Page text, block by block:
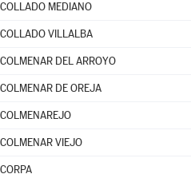
COLLADO MEDIANO
COLLADO VILLALBA
COLMENAR DEL ARROYO
COLMENAR DE OREJA
COLMENAREJO
COLMENAR VIEJO
CORPA